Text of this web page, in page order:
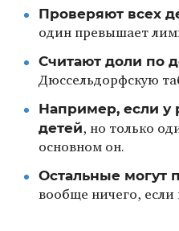
Проверяют всех
один превышает
Считают доли по
Дюссельдорфскую
Например, если у
детей, но только
основном он.
Остальные могут
вообще ничего,